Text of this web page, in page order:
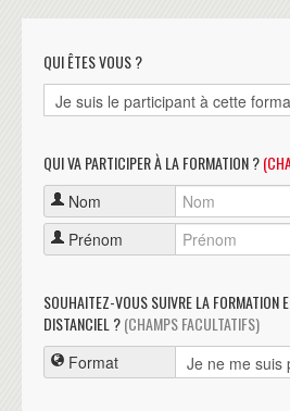
QUI ÊTES VOUS ?
QUI VA PARTICIPER À LA FORMATION ?
Nom
Prénom
SOUHAITEZ-VOUS SUIVRE LA FORMATION
DISTANCIEL ?(CHAMPS FACULTATIFS)
Format